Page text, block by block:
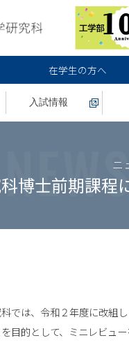
在学生の方へ
入試情報
ニ
博士前期課程
では、令和２年度に改組
目的として、ミニレビュー